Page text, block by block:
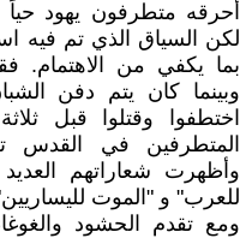
لكن السياق الذي تم فيه
بما يكفي من الاهتمام.
وبينما كان يتم دفن
اختطفوا وقتلوا قبل
المتطرفين في القدس
وأظهرت شعاراتهم
للعرب" و "الموت
ومع تقدم الحشود